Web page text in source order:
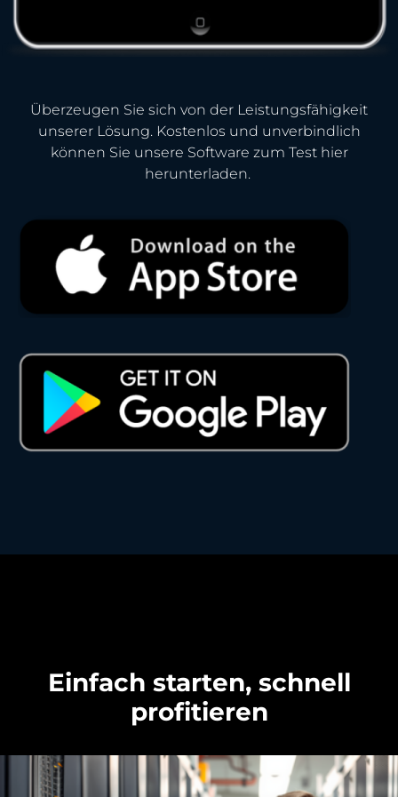
Überzeugen Sie sich von der Leistungsfähigkeit
unserer Lösung. Kostenlos und unverbindlich
können Sie unsere Software zum Test hier
herunterladen.
Einfach starten, schnell
profitieren